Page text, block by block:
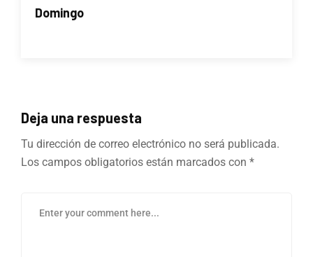
Domingo
Deja una respuesta
Tu dirección de correo electrónico no será publicada.
Los campos obligatorios están marcados con *